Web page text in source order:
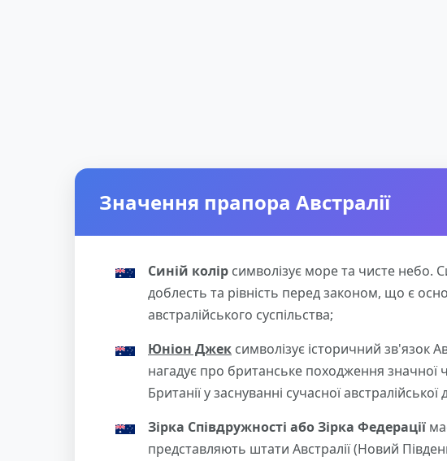
Значення прапора Австралії
Синій колір символізує море та чисте небо.
доблесть та рівність перед законом, що є
австралійського суспільства;
Юніон Джек символізує історичний зв'язок
нагадує про британське походження значної
Британії у заснуванні сучасної
Зірка Співдружності або Зірка Федерації
представляють штати Австралії (Новий